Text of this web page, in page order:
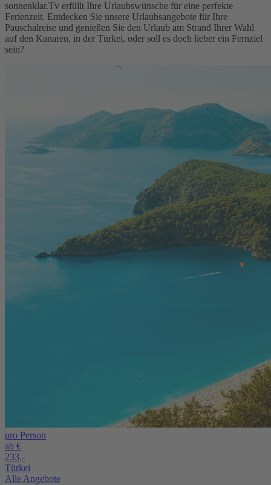
sonnenklar.Tv erfüllt Ihre Urlaubswünsche für eine perfekte
Ferienzeit. Entdecken Sie unsere Urlaubsangebote für Ihre
Pauschalreise und genießen Sie den Urlaub am Strand Ihrer Wahl
auf den Kanaren, in der Türkei, oder soll es doch lieber ein Fernziel
sein?
pro Person
ab €
233,-
Türkei
Alle Angebote